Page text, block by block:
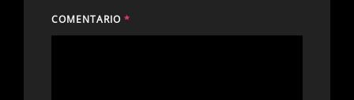
COMENTARIO *